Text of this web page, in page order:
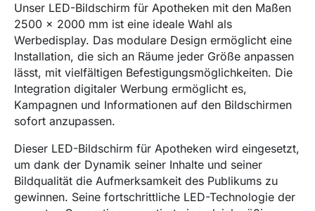
Unser LED-Bildschirm für Apotheken mit den Maßen
2500 x 2000 mm ist eine ideale Wahl als
Werbedisplay. Das modulare Design ermöglicht eine
Installation, die sich an Räume jeder Größe anpassen
lässt, mit vielfältigen Befestigungsmöglichkeiten. Die
Integration digitaler Werbung ermöglicht es,
Kampagnen und Informationen auf den Bildschirmen
sofort anzupassen.
Dieser LED-Bildschirm für Apotheken wird eingesetzt,
um dank der Dynamik seiner Inhalte und seiner
Bildqualität die Aufmerksamkeit des Publikums zu
gewinnen. Seine fortschrittliche LED-Technologie der